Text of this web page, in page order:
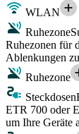
WLAN
Ruhezone
Ruhezonen für
Ablenkungen
Ruhezone
Steckdosen
ETR 700 oder
um Ihre Geräte